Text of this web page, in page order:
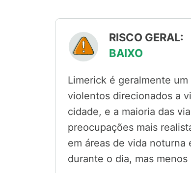
RISCO GERAL:
BAIXO
Limerick é geralmente
violentos direcionados a
cidade, e a maioria das
preocupações mais
em áreas de vida
durante o dia, mas